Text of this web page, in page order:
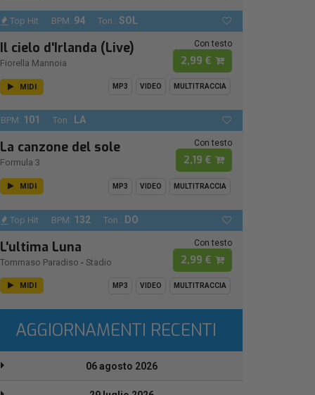
Top Hit BPM: 94 Ton.: SOL
Il cielo d'Irlanda (Live)
Fiorella Mannoia
Con testo
2,99 €
MIDI MP3 VIDEO MULTITRACCIA
BPM: 101 Ton.: LA
La canzone del sole
Formula 3
Con testo
2,19 €
MIDI MP3 VIDEO MULTITRACCIA
Top Hit BPM: 132 Ton.: DO
L'ultima Luna
Tommaso Paradiso - Stadio
Con testo
2,99 €
MIDI MP3 VIDEO MULTITRACCIA
AGGIORNAMENTI RECENTI
06 agosto 2026